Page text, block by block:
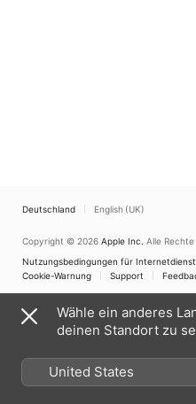
Deutschland English (UK)
Copyright © 2026 Apple Inc. Alle
Nutzungsbedingungen für
Cookie-Warnung
Support
Wähle ein anderes
deinen Standort zu
United States